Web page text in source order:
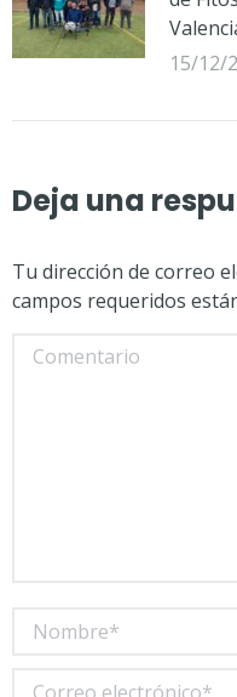
15/12/
Deja una
Tu dirección de correo
campos requeridos
Comentario
Nombre *
Correo electrónico *